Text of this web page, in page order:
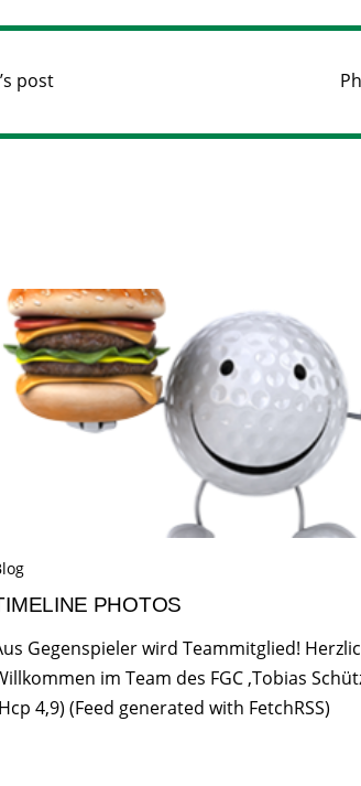
post
PHOTOS
Gegenspieler wird Teammitglied!
im Team des FGC ,Tobias
4,9) (Feed generated with FetchRSS)